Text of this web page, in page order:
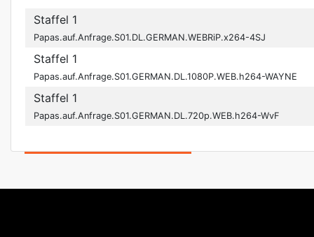
Staffel 1
Papas.auf.Anfrage.S01.DL.GERMAN.WEBRiP.x264-4SJ
Staffel 1
Papas.auf.Anfrage.S01.GERMAN.DL.1080P.WEB.h264-WAYNE
Staffel 1
Papas.auf.Anfrage.S01.GERMAN.DL.720p.WEB.h264-WvF